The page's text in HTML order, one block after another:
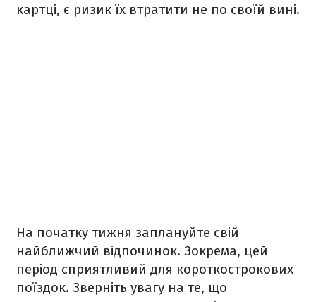
картці, є ризик їх втратити не по своїй вині.
На початку тижня заплануйте свій
найближчий відпочинок. Зокрема, цей
період сприятливий для короткострокових
поїздок. Зверніть увагу на те, що